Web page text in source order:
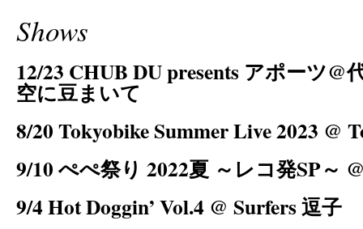
Shows
12/23 CHUB DU presents アポーツ@
空に豆まいて
8/20 Tokyobike Summer Live 2023 @
9/10 ぺぺ祭り 2022夏 ～レコ発SP～
9/4 Hot Doggin’ Vol.4 @ Surfers 逗子